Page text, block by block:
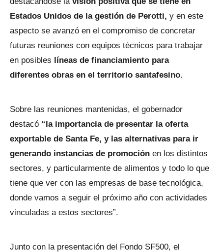
Estados Unidos de la gestión de Perotti, y en este
aspecto se avanzó en el compromiso de concretar
futuras reuniones con equipos técnicos para trabajar
en posibles líneas de financiamiento para
diferentes obras en el territorio santafesino.
Sobre las reuniones mantenidas, el gobernador
destacó “la importancia de presentar la oferta
exportable de Santa Fe, y las alternativas para ir
generando instancias de promoción en los distintos
sectores, y particularmente de alimentos y todo lo que
tiene que ver con las empresas de base tecnológica,
donde vamos a seguir el próximo año con actividades
vinculadas a estos sectores”.
Junto con la presentación del Fondo SF500, el